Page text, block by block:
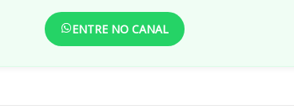
ENTRE NO CANAL